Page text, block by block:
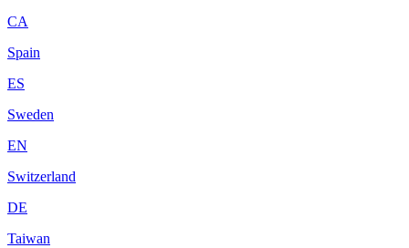
CA
Spain
ES
Sweden
EN
Switzerland
DE
Taiwan